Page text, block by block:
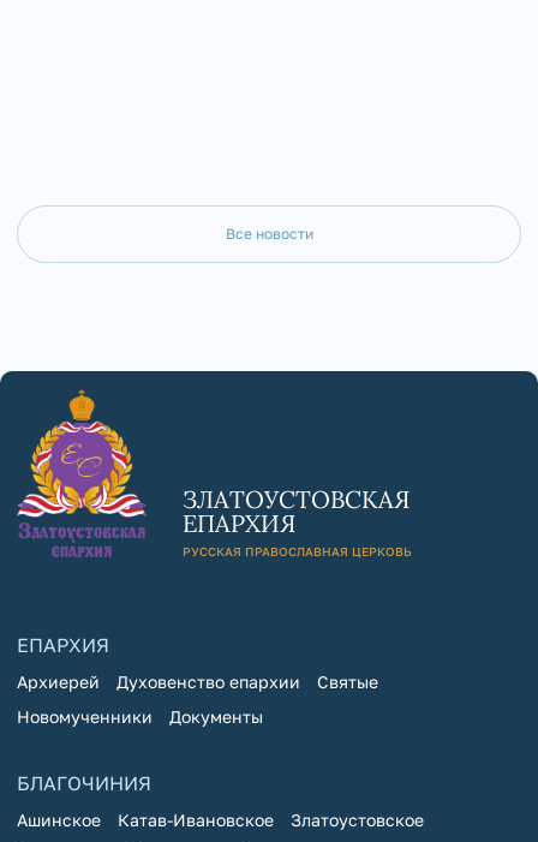
Все новости
ЗЛАТОУСТОВСКАЯ
ЕПАРХИЯ
РУССКАЯ ПРАВОСЛАВНАЯ ЦЕРКОВЬ
ЕПАРХИЯ
Архиерей Духовенство епархии
Святые
Новомученники
Документы
БЛАГОЧИНИЯ
Ашинское Катав-Ивановское
Златоустовское